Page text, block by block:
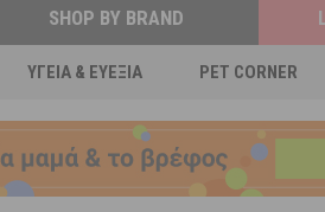
ΥΓΕΊΑ & ΕΥΕΞΊΑ PET CORNER
SHOP BY BRAND